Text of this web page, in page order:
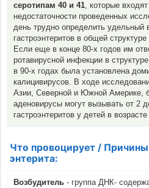
серотипам 40 и 41, которые
недостаточности проведенных
день трудно определить удельный
гастроэнтеритов в общей
Если еще в конце 80-х годов им
ротавирусной инфекции в
в 90-х годах была установлена
калицивирусов. В ходе
Азии, Северной и Южной Америке,
аденовирусы могут вызывать от 2
гастроэнтеритов у детей в
Что провоцирует /
энтерита:
Возбудитель - группа ДНК-